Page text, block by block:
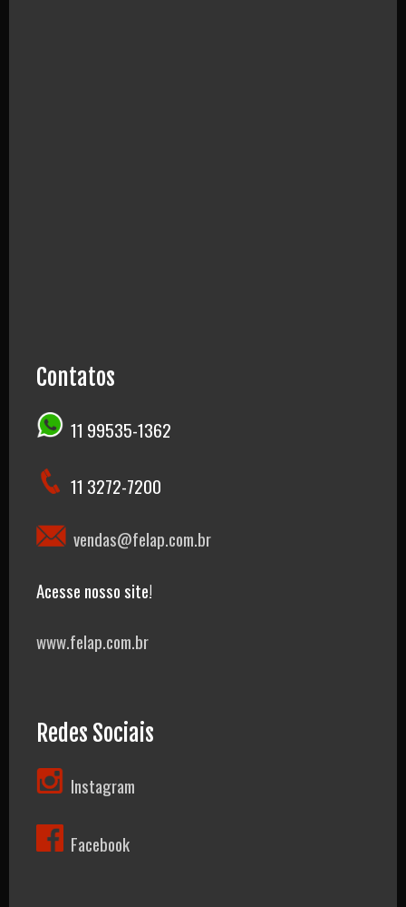
Contatos
11 99535-1362
11 3272-7200
vendas@felap.com.br
Acesse nosso site!
www.felap.com.br
Redes Sociais
Instagram
Facebook